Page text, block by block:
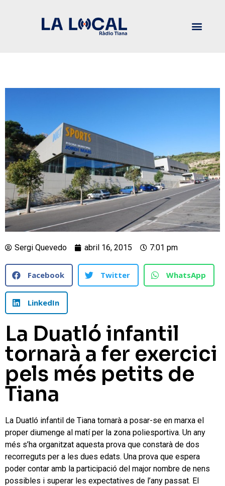
Sergi Quevedo abril 16, 2015 7:01 pm
Facebook Twitter WhatsApp
LinkedIn
La Duatló infantil
tornarà a fer exercici
pels més petits de
Tiana
La Duatló infantil de Tiana tornarà a posar-se en marxa el
proper diumenge al matí per la zona poliesportiva. Un any
més s’ha organitzat aquesta prova que constarà de dos
recorreguts per a les dues edats. Una prova que espera
poder contar amb la participació del major nombre de nens
possibles i superar les expectatives de l’any passat. El